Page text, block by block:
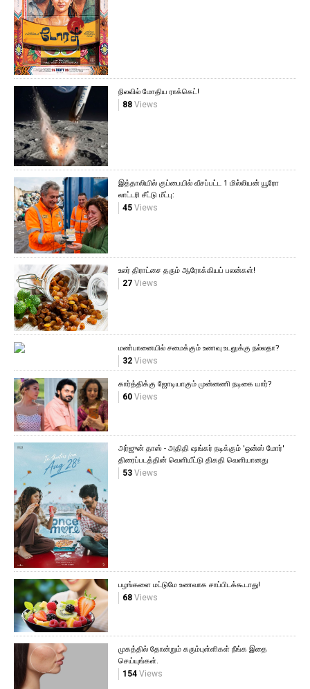
நிலவில் மோதிய ராக்கெட்!
88Views
இத்தாலியில் குப்பையில் வீசப்பட்ட 1 மில்லியன் யூரோ
லாட்டரி சீட்டு மீட்பு:
45Views
உலர் திராட்சை தரும் ஆரோக்கியப் பலன்கள்!
27Views
மண்பானையில் சமைக்கும் உணவு உடலுக்கு நல்லதா?
32Views
கார்த்திக்கு ஜோடியாகும் முன்னணி நடிகை யார்?
60Views
அர்ஜுன் தாஸ் - அதிதி ஷங்கர் நடிக்கும் 'ஒன்ஸ் மோர்'
திரைப்படத்தின் வெளியீட்டு திகதி வெளியானது
53Views
பழங்களை மட்டுமே உணவாக சாப்பிடக்கூடாது!
68Views
முகத்தில் தோன்றும் கரும்புள்ளிகள் நீங்க இதை
செய்யுங்கள்.
154Views